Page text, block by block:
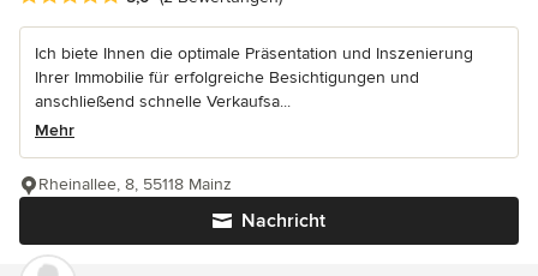
Ich biete Ihnen die optimale Präsentation und Inszenierung
Ihrer Immobilie für erfolgreiche Besichtigungen und
anschließend schnelle Verkaufsa...
Mehr
Nachricht
Rheinallee, 8, 55118 Mainz